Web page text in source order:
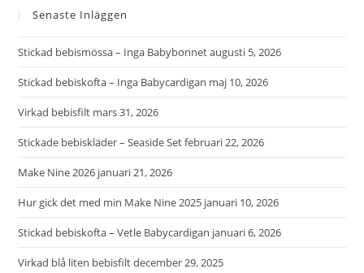
Senaste Inläggen
Stickad bebismössa – Inga Babybonnetaugusti 5, 2026
Stickad bebiskofta – Inga Babycardigan maj 10, 2026
Virkad bebisfilt mars 31, 2026
Stickade bebiskläder – Seaside Setfebruari 22, 2026
Make Nine 2026 januari 21, 2026
Hur gick det med min Make Nine 2025 januari 10, 2026
Stickad bebiskofta – Vetle Babycardigan januari 6, 2026
Virkad blå liten bebisfiltdecember 29, 2025